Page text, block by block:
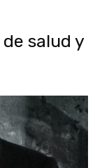
salud y